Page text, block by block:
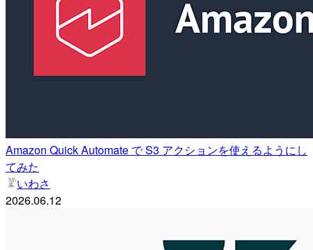
Amazon Quick Automate で S3 アクションを使えるようにし
てみた
いわさ
2026.06.12